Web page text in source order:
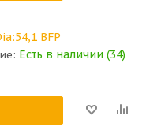
BFP
Есть в наличии (34)